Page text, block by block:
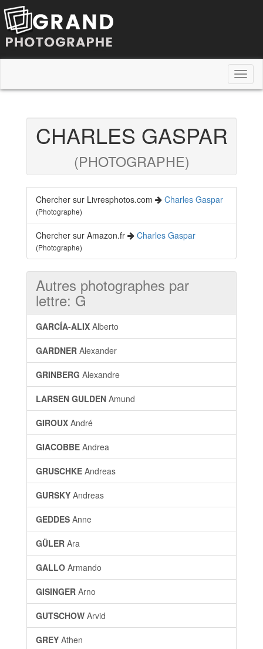
CHARLES GASPAR
(PHOTOGRAPHE)
Chercher sur Livresphotos.com Charles Gaspar
(Photographe)
Chercher sur Amazon.fr Charles Gaspar
(Photographe)
Autres photographes par
lettre: G
GARCÍA-ALIX Alberto
GARDNER Alexander
GRINBERG Alexandre
LARSEN GULDEN Amund
GIROUX André
GIACOBBE Andrea
GRUSCHKE Andreas
GURSKY Andreas
GEDDES Anne
GÜLER Ara
GALLO Armando
GISINGER Arno
GUTSCHOW Arvid
GREY Athen